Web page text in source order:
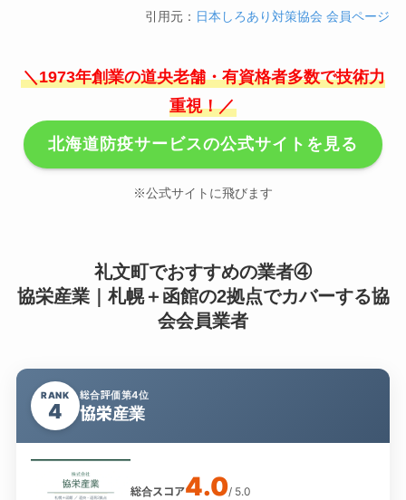
引用元： 日本しろあり対策協会 会員ページ
＼1973年創業の道央老舗・有資格者多数で技術力
重視！／
北海道防疫サービスの公式サイトを見る
※公式サイトに飛びます
礼文町でおすすめの業者④
協栄産業｜札幌＋函館の2拠点でカバーする協
会会員業者
RANK
4
総合評価第4位
協栄産業
総合スコア4.0/ 5.0